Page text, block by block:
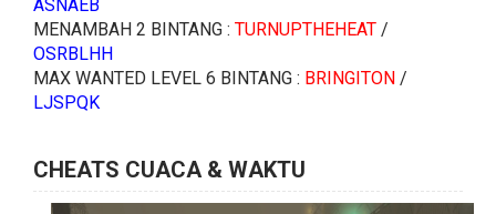
ASNAEB
MENAMBAH 2 BINTANG : TURNUPTHEHEAT /
OSRBLHH
MAX WANTED LEVEL 6 BINTANG : BRINGITON /
LJSPQK
CHEATS CUACA & WAKTU